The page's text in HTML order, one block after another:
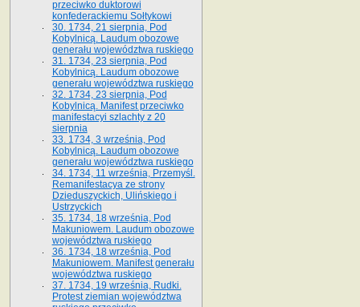
przeciwko duktorowi
konfederackiemu Sołtykowi
30. 1734, 21 sierpnia, Pod
Kobylnicą. Laudum obozowe
generału województwa ruskiego
31. 1734, 23 sierpnia, Pod
Kobylnicą. Laudum obozowe
generału województwa ruskiego
32. 1734, 23 sierpnia, Pod
Kobylnicą. Manifest przeciwko
manifestacyi szlachty z 20
sierpnia
33. 1734, 3 września, Pod
Kobylnicą. Laudum obozowe
generału województwa ruskiego
34. 1734, 11 września, Przemyśl.
Remanifestacya ze strony
Dzieduszyckich, Ulińskiego i
Ustrzyckich
35. 1734, 18 września, Pod
Makuniowem. Laudum obozowe
województwa ruskiego
36. 1734, 18 września, Pod
Makuniowem. Manifest generału
województwa ruskiego
37. 1734, 19 września, Rudki.
Protest ziemian województwa